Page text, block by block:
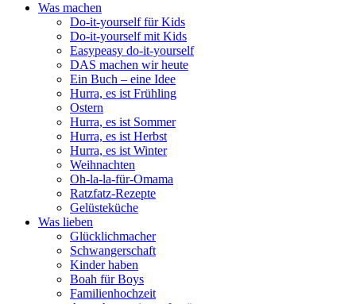
Was machen
Do-it-yourself für Kids
Do-it-yourself mit Kids
Easypeasy do-it-yourself
DAS machen wir heute
Ein Buch – eine Idee
Hurra, es ist Frühling
Ostern
Hurra, es ist Sommer
Hurra, es ist Herbst
Hurra, es ist Winter
Weihnachten
Oh-la-la-für-Omama
Ratzfatz-Rezepte
Gelüsteküche
Was lieben
Glücklichmacher
Schwangerschaft
Kinder haben
Boah für Boys
Familienhochzeit